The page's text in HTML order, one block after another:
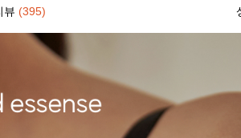
뷰 (395)